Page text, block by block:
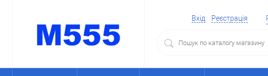
Вхід Реєстрація